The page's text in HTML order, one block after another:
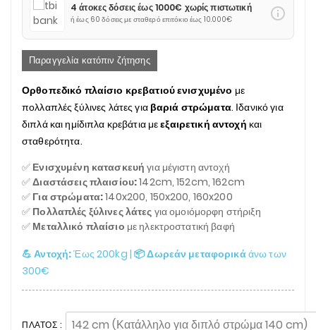
4 άτοκες δόσεις έως 1000€ χωρίς πιστωτική
ή έως 60 δόσεις με σταθερό επιτόκιο έως 10.000€ info_outline
Παραγγελία κατόπιν ζήτησης
Ορθοπεδικό πλαίσιο κρεβατιού ενισχυμένο με
πολλαπλές ξύλινες λάτες για βαριά στρώματα. Ιδανικό για
διπλά και ημίδιπλα κρεβάτια μεεξαιρετική αντοχή και
σταθερότητα.
✅ Ενισχυμένη κατασκευή για μέγιστη αντοχή
✅Διαστάσεις πλαισίου:142cm, 152cm, 162cm
✅ Για στρώματα:140x200, 150x200, 160x200
✅ Πολλαπλές ξύλινες λάτες για ομοιόμορφη στήριξη
✅ Μεταλλικό πλαίσιο με ηλεκτροστατική βαφή
💪 Αντοχή:Έως 200kg |📦 Δωρεάν μεταφορικάάνω των
300€
ΠΛΆΤΟΣ :